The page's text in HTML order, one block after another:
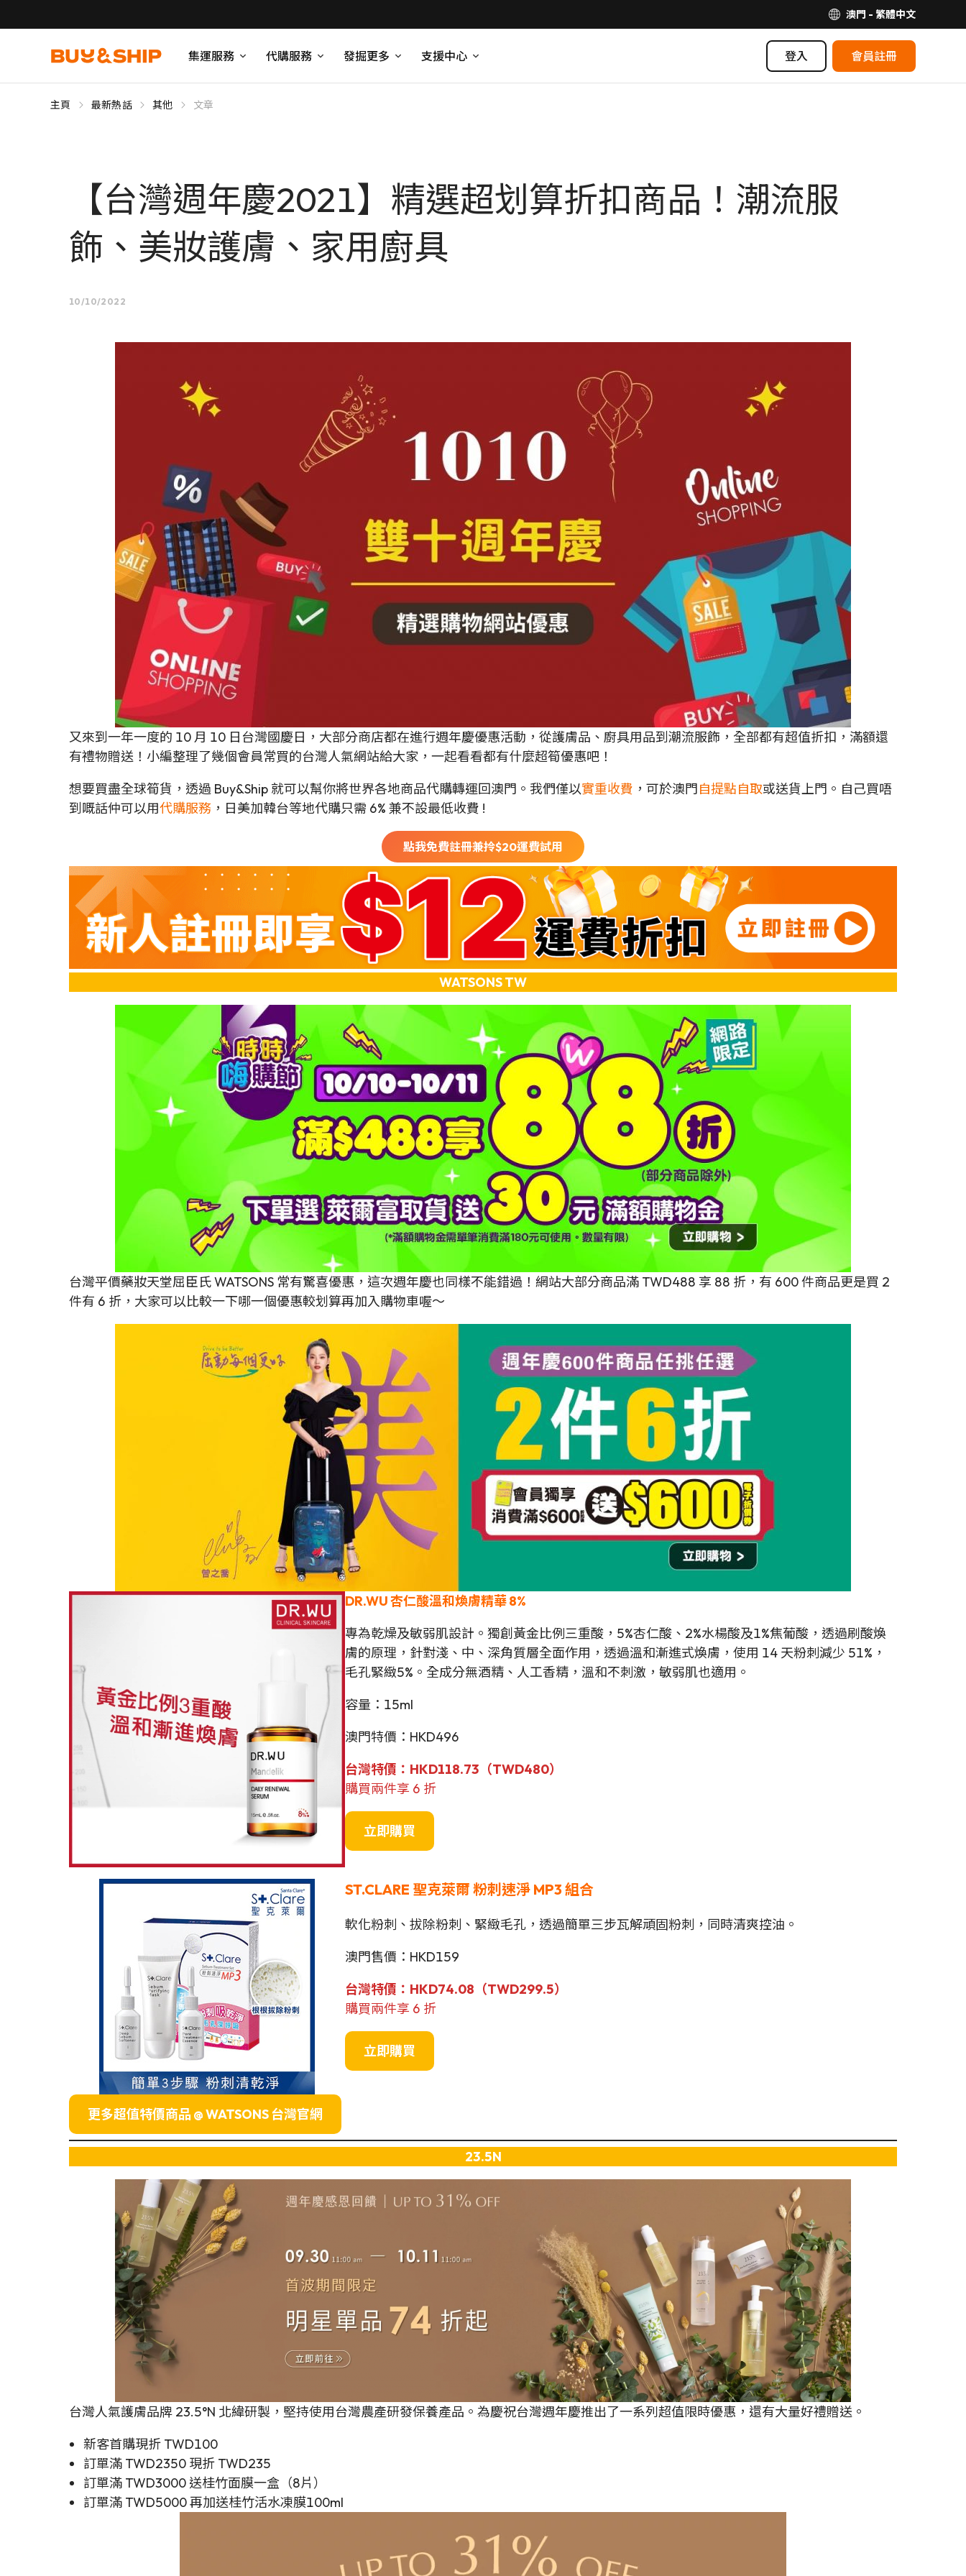
澳門 - 繁體中文
集運服務 代購服務 發掘更多 支援中心 登入 會員註冊
主頁 最新熱話 其他 文章
【台灣週年慶2021】精選超划算折扣商品！潮流服
飾、美妝護膚、家用廚具
10/10/2022
又來到一年一度的 10 月 10 日台灣國慶日，大部分商店都在進行週年慶優惠活動，從護膚品、廚具用品到潮流服飾，全部都有超值折扣，滿額還
有禮物贈送！小編整理了幾個會員常買的台灣人氣網站給大家，一起看看都有什麼超筍優惠吧！
想要買盡全球筍貨，透過 Buy&Ship 就可以幫你將世界各地商品代購轉運回澳門。我們僅以實重收費 ，可於澳門自提點自取或送貨上門。自己買唔
到嘅話仲可以用代購服務 ，日美加韓台等地代購只需 6% 兼不設最低收費 !
點我免費註冊兼拎$20運費試用
WATSONS TW
台灣平價藥妝天堂屈臣氏 WATSONS 常有驚喜優惠，這次週年慶也同樣不能錯過！網站大部分商品滿 TWD488 享 88 折，有 600 件商品更是買 2
件有 6 折，大家可以比較一下哪一個優惠較划算再加入購物車喔～
DR.WU 杏仁酸溫和煥膚精華 8%
專為乾燥及敏弱肌設計。獨創黃金比例三重酸，5%杏仁酸、2%水楊酸及1%焦葡酸，透過刷酸煥
膚的原理，針對淺、中、深角質層全面作用，透過溫和漸進式煥膚，使用 14 天粉刺減少 51%，
毛孔緊緻5%。全成分無酒精、人工香精，溫和不刺激，敏弱肌也適用。
容量：15ml
澳門特價：HKD496
台灣特價：HKD118.73（TWD480）
購買兩件享 6 折
立即購買
ST.CLARE 聖克萊爾 粉刺速淨 MP3 組合
軟化粉刺、拔除粉刺、緊緻毛孔，透過簡單三步瓦解頑固粉刺，同時清爽控油。
澳門售價：HKD159
台灣特價： HKD74.08（TWD299.5）
購買兩件享 6 折
立即購買
更多超值特價商品 @WATSONS台灣官網
23.5N
台灣人氣護膚品牌 23.5°N 北緯研製，堅持使用台灣農產研發保養產品。為慶祝台灣週年慶推出了一系列超值限時優惠，還有大量好禮贈送。
新客首購現折 TWD100
訂單滿 TWD2350 現折 TWD235
訂單滿 TWD3000 送桂竹面膜一盒（8片）
訂單滿 TWD5000 再加送桂竹活水凍膜100ml